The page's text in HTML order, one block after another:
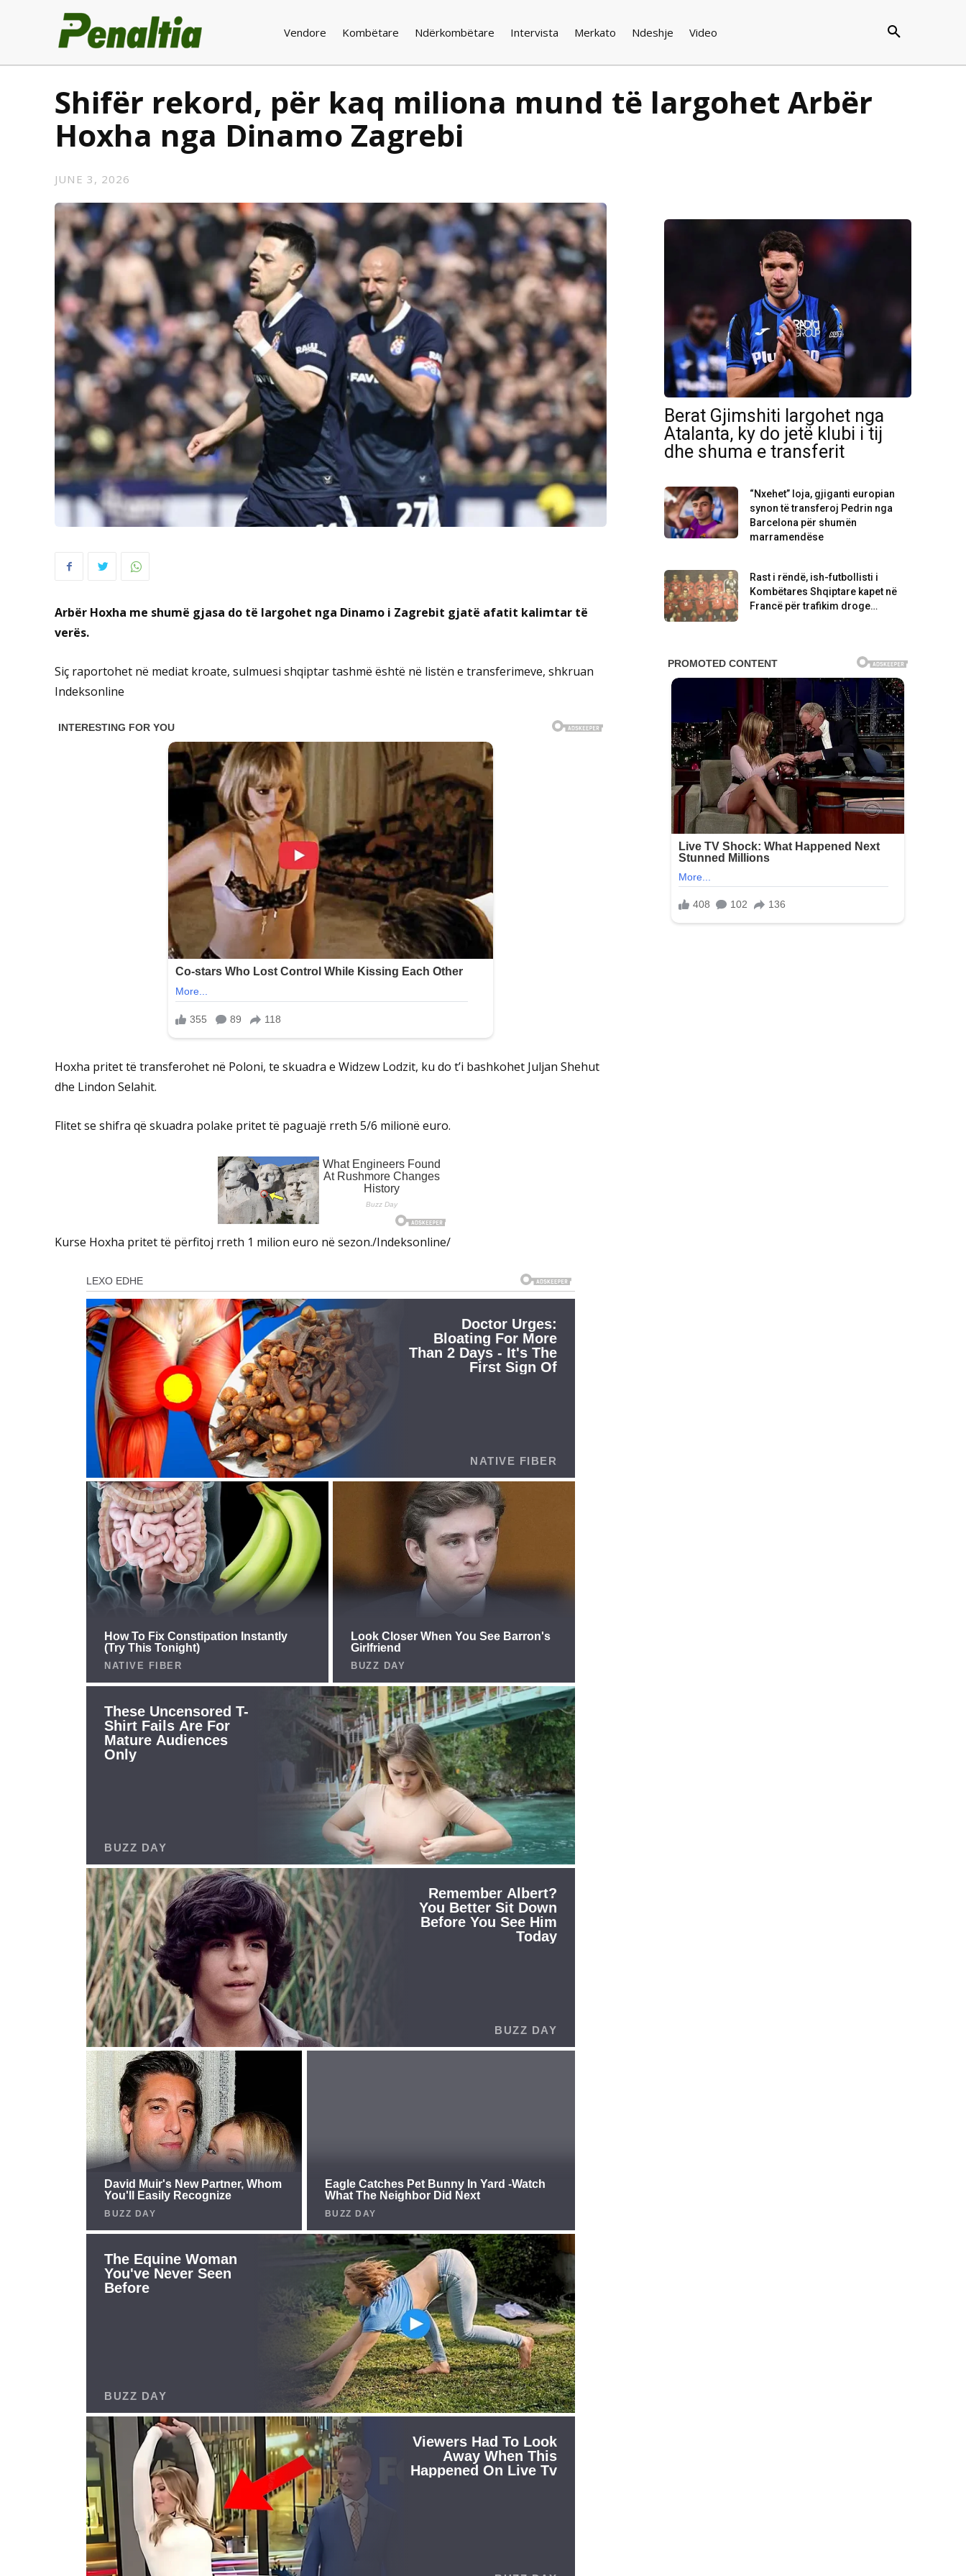
Vendore Kombëtare Ndërkombëtare Intervista Merkato Ndeshje Video
Shifër rekord, për kaq miliona mund të largohet Arbër
Hoxha nga Dinamo Zagrebi
JUNE 3, 2026
Arbër Hoxha me shumë gjasa do të largohet nga Dinamo i Zagrebit gjatë afatit kalimtar të
verës.
Siç raportohet në mediat kroate, sulmuesi shqiptar tashmë është në listën e transferimeve, shkruan
Indeksonline
Hoxha pritet të transferohet në Poloni, te skuadra e Widzew Lodzit, ku do t’i bashkohet Juljan Shehut
dhe Lindon Selahit.
Flitet se shifra që skuadra polake pritet të paguajë rreth 5/6 milionë euro.
Kurse Hoxha pritet të përfitoj rreth 1 milion euro në sezon./Indeksonline/
Berat Gjimshiti largohet nga
Atalanta, ky do jetë klubi i tij
dhe shuma e transferit
“Nxehet” loja, gjiganti europian
synon të transferoj Pedrin nga
Barcelona për shumën
marramendëse
Rast i rëndë, ish-futbollisti i
Kombëtares Shqiptare kapet në
Francë për trafikim droge…